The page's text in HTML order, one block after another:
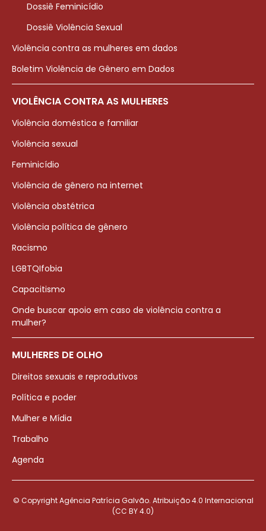
Dossiê Feminicídio
Dossiê Violência Sexual
Violência contra as mulheres em dados
Boletim Violência de Gênero em Dados
VIOLÊNCIA CONTRA AS MULHERES
Violência doméstica e familiar
Violência sexual
Feminicídio
Violência de gênero na internet
Violência obstétrica
Violência política de gênero
Racismo
LGBTQIfobia
Capacitismo
Onde buscar apoio em caso de violência contra a
mulher?
MULHERES DE OLHO
Direitos sexuais e reprodutivos
Política e poder
Mulher e Mídia
Trabalho
Agenda
© Copyright Agência Patrícia Galvão. Atribuição 4.0 Internacional
(CC BY 4.0)